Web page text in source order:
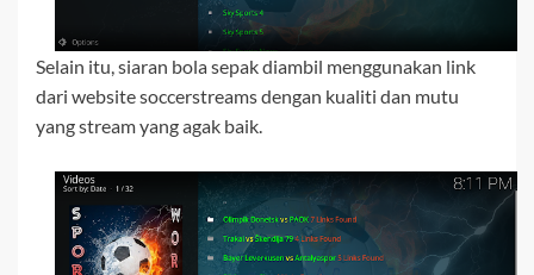
Selain itu, siaran bola sepak diambil menggunakan link
dari website soccerstreams dengan kualiti dan mutu
yang stream yang agak baik.